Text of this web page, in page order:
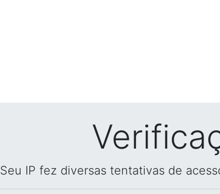
Seu IP fez diversas tentativas de